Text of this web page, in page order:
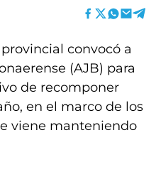
convocó a
(AJB) para
de recomponer
en el marco de los
viene manteniendo